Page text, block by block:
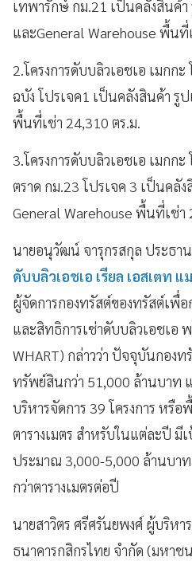
เทพารักษ์ กม.21 เป็นคลังสินค้
และGeneral Warehouse พื้นที่
2.โครงการดับบลิวเอชเอ เมกก
ฉบัง โปรเจค1 เป็นคลังสินค้า รู
พื้นที่เช่า 24,310 ตร.ม.
3.โครงการดับบลิวเอชเอ เมกก
ตราด กม.23 โปรเจค 3 เป็นคลั
General Warehouse พื้นที่เช่า
นายอนุวัฒน์ จารุกรสกุล ประธา
ดับบลิวเอชเอ เรียล เอสเตท
ผู้จัดการกองทรัสต์ของทรัสต์เพื่
และสิทธิการเช่าดับบลิวเอชเอ
WHART) กล่าวว่า ปัจจุบันกองท
ทรัพย์สินกว่า 51,000 ล้านบาท แ
บริหารจัดการ 39 โครงการ หรื
ตารางเมตร สำหรับในแต่ละปี
ประมาณ 3,000-5,000 ล้านบา
กว่าตารางเมตรต่อปี
นายสาวิตร ศรีศรันยพงศ์ ผู้บริห
ธนาคารกสิกรไทย จำกัด (มหาช